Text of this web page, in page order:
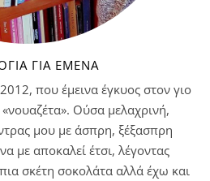
ΓΙΑ ΕΜΈΝΑ
που έμεινα έγκυος στον γιο
Ούσα μελαχρινή,
μου με άσπρη, ξέξασπρη
με αποκαλεί έτσι, λέγοντας
σκέτη σοκολάτα αλλά έχω και